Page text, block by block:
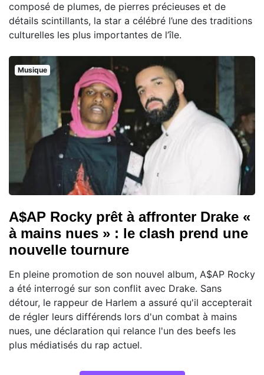
composé de plumes, de pierres précieuses et de
détails scintillants, la star a célébré l’une des traditions
culturelles les plus importantes de l’île.
Musique
A$AP Rocky prêt à affronter Drake «
à mains nues » : le clash prend une
nouvelle tournure
En pleine promotion de son nouvel album, A$AP Rocky
a été interrogé sur son conflit avec Drake. Sans
détour, le rappeur de Harlem a assuré qu'il accepterait
de régler leurs différends lors d'un combat à mains
nues, une déclaration qui relance l'un des beefs les
plus médiatisés du rap actuel.